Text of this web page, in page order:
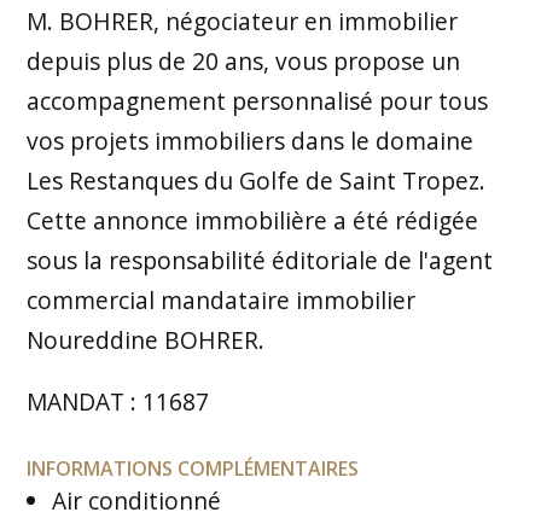
M. BOHRER, négociateur en immobilier
depuis plus de 20 ans, vous propose un
accompagnement personnalisé pour tous
vos projets immobiliers dans le domaine
Les Restanques du Golfe de Saint Tropez.
Cette annonce immobilière a été rédigée
sous la responsabilité éditoriale de l'agent
commercial mandataire immobilier
Noureddine BOHRER.
MANDAT : 11687
INFORMATIONS COMPLÉMENTAIRES
Air conditionné